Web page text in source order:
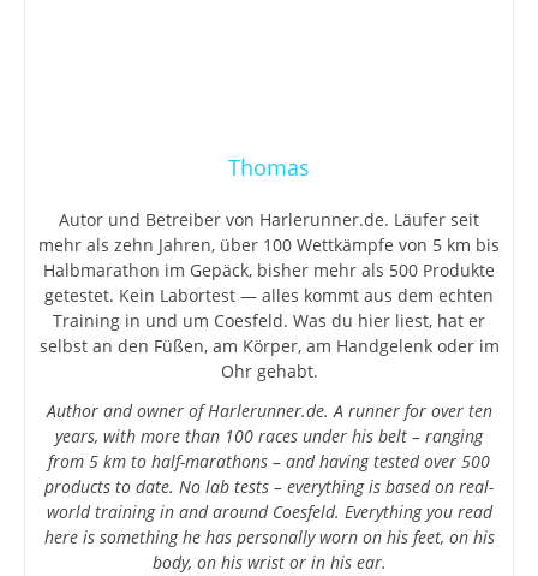
Thomas
Autor und Betreiber von Harlerunner.de. Läufer seit
mehr als zehn Jahren, über 100 Wettkämpfe von 5 km bis
Halbmarathon im Gepäck, bisher mehr als 500 Produkte
getestet. Kein Labortest — alles kommt aus dem echten
Training in und um Coesfeld. Was du hier liest, hat er
selbst an den Füßen, am Körper, am Handgelenk oder im
Ohr gehabt.
Author and owner of Harlerunner.de. A runner for over ten
years, with more than 100 races under his belt – ranging
from 5 km to half-marathons – and having tested over 500
products to date. No lab tests – everything is based on real-
world training in and around Coesfeld. Everything you read
here is something he has personally worn on his feet, on his
body, on his wrist or in his ear.